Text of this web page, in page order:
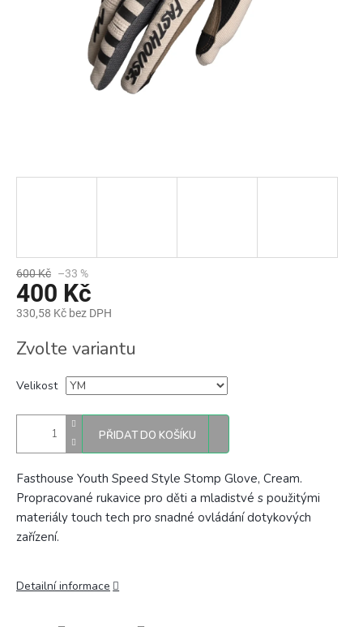
600 Kč –33 %
400 Kč
330,58 Kč bez DPH
cena:
Zvolte variantu
Velikost
PŘIDAT DO KOŠÍKU
Fasthouse Youth Speed Style Stomp Glove, Cream.
Propracované rukavice pro děti a mladistvé s použitými
materiály touch tech pro snadné ovládání dotykových
zařízení.
Detailní informace